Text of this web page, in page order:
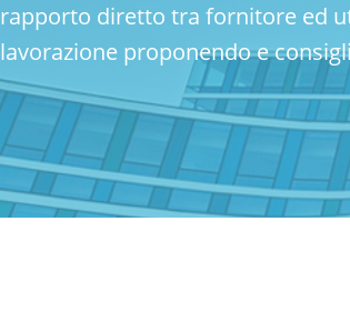
rapporto diretto tra fornitore ed
lavorazione proponendo e